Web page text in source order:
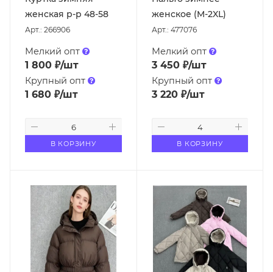
женская р-р 48-58
Арт.: 266906
Мелкий опт
1 800 ₽/шт
Крупный опт
1 680 ₽/шт
В КОРЗИНУ
женское (M-2XL)
Арт.: 477076
Мелкий опт
3 450₽/шт
Крупный опт
3 220₽/шт
В КОРЗИНУ